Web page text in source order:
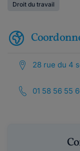
Droit du travail
28 rue du 4
01 58 56 55